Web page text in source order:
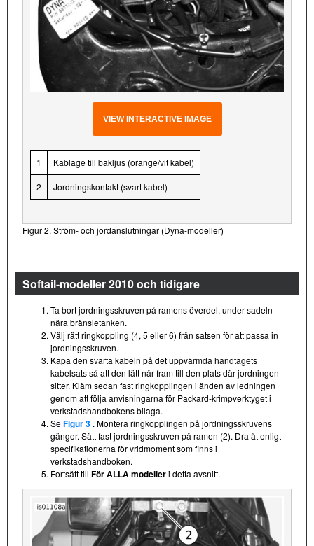
VIEW INTERACTIVE IMAGE
1 Kablage till bakljus (orange/vit kabel)
2 Jordningskontakt (svart kabel)
Figur 2. Ström- och jordanslutningar (Dyna-modeller)
Softail-modeller 2010 och tidigare
Ta bort jordningsskruven på ramens överdel, under sadeln
nära bränsletanken.
Välj rätt ringkoppling (4, 5 eller 6) från satsen för att passa in
jordningsskruven.
Kapa den svarta kabeln på det uppvärmda handtagets
kabelsats så att den lätt når fram till den plats där jordningen
sitter. Kläm sedan fast ringkopplingen i änden av ledningen
genom att följa anvisningarna för Packard-krimpverktyget i
verkstadshandbokens bilaga.
SeFigur 3 . Montera ringkopplingen på jordningsskruvens
gängor. Sätt fast jordningsskruven på ramen (2). Dra åt enligt
specifikationerna för vridmoment som finns i
verkstadshandboken.
Fortsätt till För ALLA modelleri detta avsnitt.